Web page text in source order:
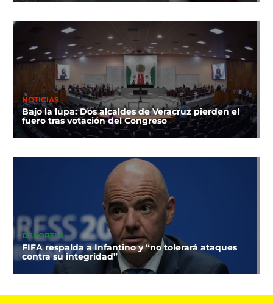
NOTICIAS
Bajo la lupa: Dos alcaldes de Veracruz pierden el
fuero tras votación del Congreso
DEPORTES
FIFA respalda a Infantino y “no tolerará ataques
contra su integridad”